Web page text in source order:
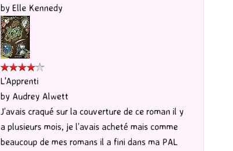
by Elle Kennedy
L'Apprenti
by Audrey Alwett
J’avais craqué sur la couverture de ce roman il y
a plusieurs mois, je l’avais acheté mais comme
beaucoup de mes romans il a fini dans ma PAL